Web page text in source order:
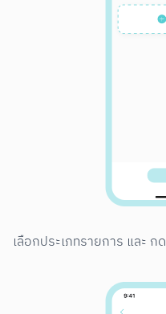
เลือกประเภทรายการ และ กด